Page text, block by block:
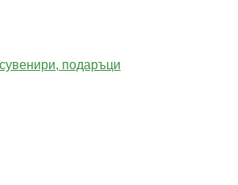
подаръци